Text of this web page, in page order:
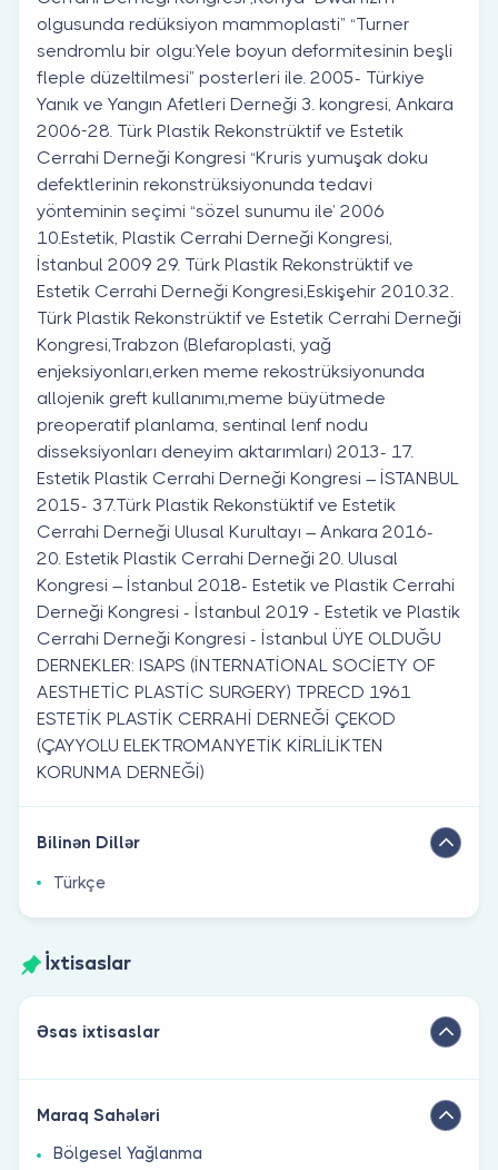
olgusunda redüksiyon mammoplasti” “Turner
sendromlu bir olgu:Yele boyun deformitesinin beşli
fleple düzeltilmesi” posterleri ile. 2005- Türkiye
Yanık ve Yangın Afetleri Derneği 3. kongresi, Ankara
2006-28. Türk Plastik Rekonstrüktif ve Estetik
Cerrahi Derneği Kongresi “Kruris yumuşak doku
defektlerinin rekonstrüksiyonunda tedavi
yönteminin seçimi “sözel sunumu ile’ 2006
10.Estetik, Plastik Cerrahi Derneği Kongresi,
İstanbul 2009 29. Türk Plastik Rekonstrüktif ve
Estetik Cerrahi Derneği Kongresi,Eskişehir 2010.32.
Türk Plastik Rekonstrüktif ve Estetik Cerrahi Derneği
Kongresi,Trabzon (Blefaroplasti, yağ
enjeksiyonları,erken meme rekostrüksiyonunda
allojenik greft kullanımı,meme büyütmede
preoperatif planlama, sentinal lenf nodu
disseksiyonları deneyim aktarımları) 2013- 17.
Estetik Plastik Cerrahi Derneği Kongresi – İSTANBUL
2015- 37.Türk Plastik Rekonstüktif ve Estetik
Cerrahi Derneği Ulusal Kurultayı – Ankara 2016-
20. Estetik Plastik Cerrahi Derneği 20. Ulusal
Kongresi – İstanbul 2018- Estetik ve Plastik Cerrahi
Derneği Kongresi - İstanbul 2019 - Estetik ve Plastik
Cerrahi Derneği Kongresi - İstanbul ÜYE OLDUĞU
DERNEKLER: ISAPS (İNTERNATİONAL SOCİETY OF
AESTHETİC PLASTİC SURGERY) TPRECD 1961
ESTETİK PLASTİK CERRAHİ DERNEĞİ ÇEKOD
(ÇAYYOLU ELEKTROMANYETİK KİRLİLİKTEN
KORUNMA DERNEĞİ)
Bilinən Dillər
Türkçe
İxtisaslar
Əsas ixtisaslar
Maraq Sahələri
Bölgesel Yağlanma